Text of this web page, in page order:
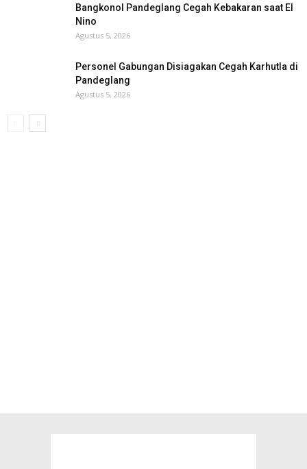
Bangkonol Pandeglang Cegah Kebakaran saat El
Nino
Agustus 5, 2026
Personel Gabungan Disiagakan Cegah Karhutla di
Pandeglang
Agustus 5, 2026